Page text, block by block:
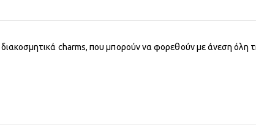
διακοσμητικά charms, που μπορούν να φορεθούν με άνεση